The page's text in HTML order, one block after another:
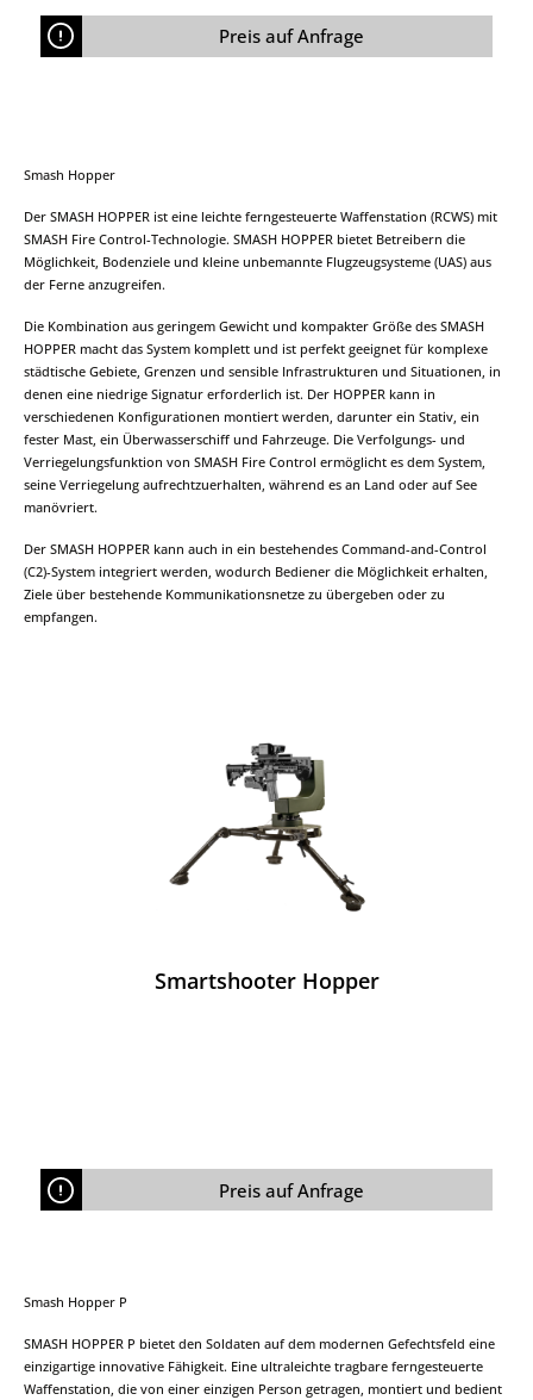
Berichten aus verschiedenen Einsätzen zufolge wurden
beispielsweise deutsche Bundeswehrcamps in
Afghanistan und Mali nahezu täglich von Small
durchgeführt werden können. Mit der steigenden
Verbreitung von sUAS gewinnt die Counter-sUAS (C-
sUAS) Fähigkeit und Technologie zunehmend an
Bedeutung. Dies betrifft nicht nur militärische
Auslandseinsätze, sondern auch den Schutz kritischer
Infrastruktur und sensibler Einrichtungen im Inland.
Die Herausforderungen durch moderne sUAS-Systeme
sind vielfältig. Bei den meisten Drohnen handelt es sich
um zivile Produkte, die weltweit kostengünstig und
leicht verfügbar sind. Aufgrund ihrer geringen Größe
und der häufig verwendeten Kunststoffbauweise
besitzen sie nur eine minimale Signatur und sind daher
schwer detektierbar und verfolgbar. Hinzu kommen
hohe Geschwindigkeiten, eine ausgeprägte Agilität
Systeme bieten darüber hinaus lange Flugzeiten und
hochauflösende Kameratechnik – und sind dennoch für
nahezu jedermann einfach verfügbar. Besonders die
können, hat sich die Firma SMARTSHOOTER auf die
Entwicklung hochmoderner Feuerleitsysteme für
Kleinwaffen spezialisiert. Die Systeme erhöhen die
Genauigkeit und Trefferwahrscheinlichkeit bei der
Bekämpfung von statischen und beweglichen Zielen am
Boden und in der Luft – sowohl bei Tag als auch bei
Nacht – erheblich. SMASH 3000 Das SMASH 3000 ist das
neueste und fortschrittlichste Feuerleitsystem von
SMARTSHOOTER. Sämtliche betrieblichen und
Leistungsfähigkeit weiter gesteigert und gleichzeitig
Gewicht sowie Baugröße deutlich reduziert werden
dokumentierte Gefechtserfahrungen aus dem Libanon
zeigen den erfolgreichen Einsatz von SMASH-
Feuerleitsystemen gegen FPV-Drohnen unter realen
moderne Bedrohungen wie hochagile und
Einsatzanalyse
Preis auf Anfrage
Smash Hopper
Der SMASH HOPPER ist eine leichte ferngesteuerte Waffenstation (RCWS) mit
SMASH Fire Control-Technologie. SMASH HOPPER bietet Betreibern die
Möglichkeit, Bodenziele und kleine unbemannte Flugzeugsysteme (UAS) aus
der Ferne anzugreifen.
Die Kombination aus geringem Gewicht und kompakter Größe des SMASH
HOPPER macht das System komplett und ist perfekt geeignet für komplexe
städtische Gebiete, Grenzen und sensible Infrastrukturen und Situationen, in
denen eine niedrige Signatur erforderlich ist. Der HOPPER kann in
verschiedenen Konfigurationen montiert werden, darunter ein Stativ, ein
fester Mast, ein Überwasserschiff und Fahrzeuge. Die Verfolgungs- und
Verriegelungsfunktion von SMASH Fire Control ermöglicht es dem System,
seine Verriegelung aufrechtzuerhalten, während es an Land oder auf See
manövriert.
Der SMASH HOPPER kann auch in ein bestehendes Command-and-Control
(C2)-System integriert werden, wodurch Bediener die Möglichkeit erhalten,
Ziele über bestehende Kommunikationsnetze zu übergeben oder zu
empfangen.
Smartshooter Hopper
Preis auf Anfrage
Smash Hopper P
SMASH HOPPER P bietet den Soldaten auf dem modernen Gefechtsfeld eine
einzigartige innovative Fähigkeit. Eine ultraleichte tragbare ferngesteuerte
Waffenstation, die von einer einzigen Person getragen, montiert und bedient